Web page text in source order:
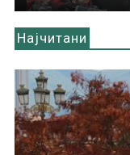
Најчитани